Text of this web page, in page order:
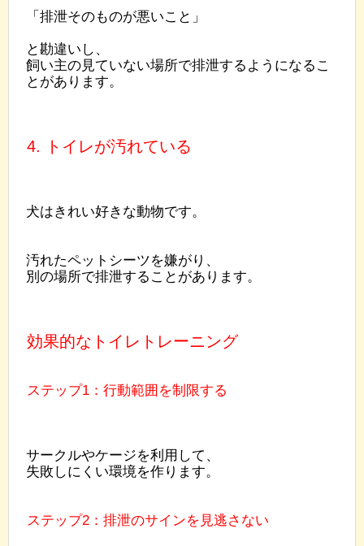
「排泄そのものが悪いこと」
と勘違いし、
飼い主の見ていない場所で排泄するようになるこ
とがあります。
4. トイレが汚れている
犬はきれい好きな動物です。
汚れたペットシーツを嫌がり、
別の場所で排泄することがあります。
効果的なトイレトレーニング
ステップ1：行動範囲を制限する
サークルやケージを利用して、
失敗しにくい環境を作ります。
ステップ2：排泄のサインを見逃さない